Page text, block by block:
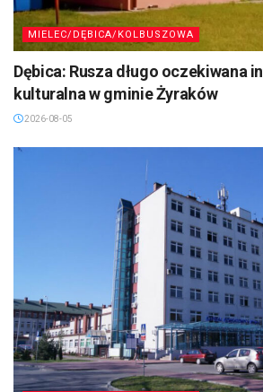
MIELEC/DĘBICA/KOLBUSZOWA
Dębica: Rusza długo oczekiwana
kulturalna w gminie Żyraków
2026-08-05